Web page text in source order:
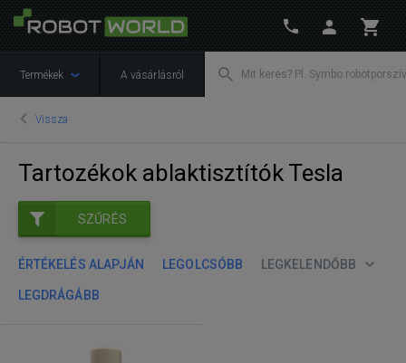
Termékek A vásárlásról
Vissza
Tartozékok ablaktisztítók Tesla
SZŰRÉS
ÉRTÉKELÉS ALAPJÁN LEGOLCSÓBB LEGKELENDŐBB
LEGDRÁGÁBB